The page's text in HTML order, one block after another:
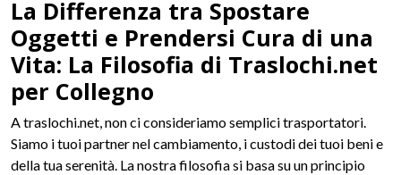
La Differenza tra Spostare
Oggetti e Prendersi Cura di una
Vita: La Filosofia di Traslochi.net
per Collegno
A traslochi.net, non ci consideriamo semplici trasportatori.
Siamo i tuoi partner nel cambiamento, i custodi dei tuoi beni e
della tua serenità. La nostra filosofia si basa su un principio